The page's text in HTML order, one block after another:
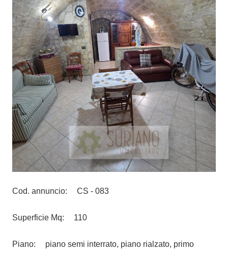
Cod. annuncio: CS - 083
Superficie Mq: 110
Piano:
piano semi interrato, piano rialzato, primo